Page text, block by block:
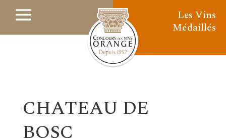
Les Vins
Médaillés
CHATEAU DE